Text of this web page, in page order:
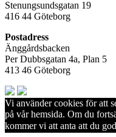
Stenungsundsgatan 19
416 44 Göteborg
Postadress
Änggårdsbacken
Per Dubbsgatan 4a, Plan 5
413 46 Göteborg
Vi använder cookies för att
på vår hemsida. Om du
kommer vi att anta att du